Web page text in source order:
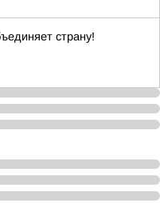
страну!